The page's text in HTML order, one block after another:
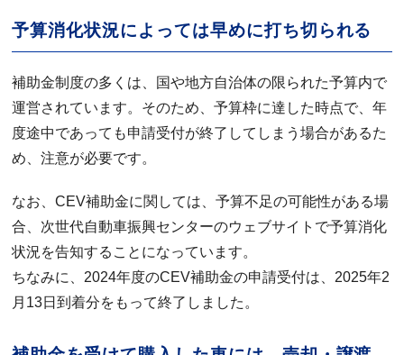
予算消化状況によっては早めに打ち切られる
補助金制度の多くは、国や地方自治体の限られた予算内で
運営されています。そのため、予算枠に達した時点で、年
度途中であっても申請受付が終了してしまう場合があるた
め、注意が必要です。
なお、CEV補助金に関しては、予算不足の可能性がある場
合、次世代自動車振興センターのウェブサイトで予算消化
状況を告知することになっています。
ちなみに、2024年度のCEV補助金の申請受付は、2025年2
月13日到着分をもって終了しました。